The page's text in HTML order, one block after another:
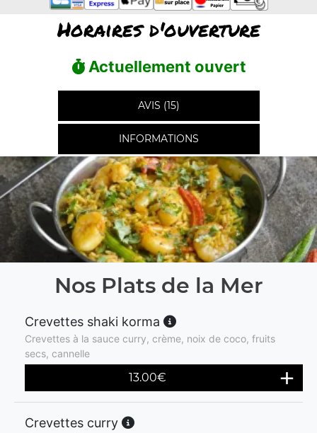
Horaires d'ouverture
Actuellement ouvert
AVIS (15)
INFORMATIONS
Nos Plats de la Mer
Crevettes shaki korma
Crevettes à la sauce curry, crème, noix de coco, fruits
secs, cannelle
13.00€
Crevettes curry